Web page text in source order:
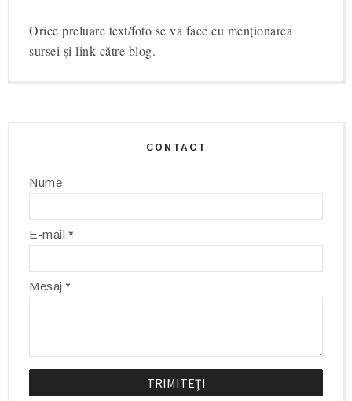
Orice preluare text/foto se va face cu menționarea
sursei și link către blog.
CONTACT
Nume
E-mail*
Mesaj*